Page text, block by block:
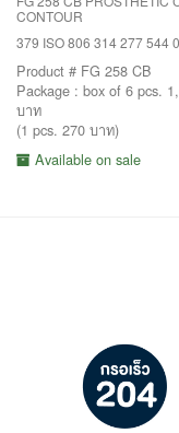
CONTOUR
379 ISO 806 314 277 544
Product # FG 258 CB
Package : box of 6 pcs.
บาท
(1 pcs. 270 บาท)
Available on sale